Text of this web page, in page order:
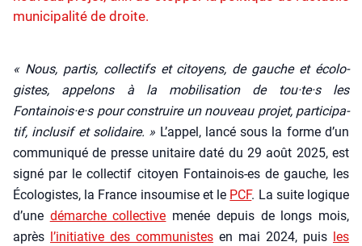
municipalité de droite.
« Nous, par­tis, col­lec­tifs et citoyens, de gauche et éco­lo­
gistes, appe­lons à la mobi­li­sa­tion de tou·te·s les
Fontainois·e·s pour construire un nou­veau pro­jet, par­ti­ci­pa­
tif, inclu­sif et soli­daire. » L’ap­pel, lan­cé sous la forme d’un
com­mu­ni­qué de presse uni­taire daté du 29 août 2025, est
signé par le col­lec­tif citoyen Fon­tai­nois-es de gauche, les
Éco­lo­gistes, la France insou­mise et le PCF. La suite logique
d’une démarche col­lec­tive menée depuis de longs mois,
après l’i­ni­tia­tive des com­mu­nistes en mai 2024, puis les